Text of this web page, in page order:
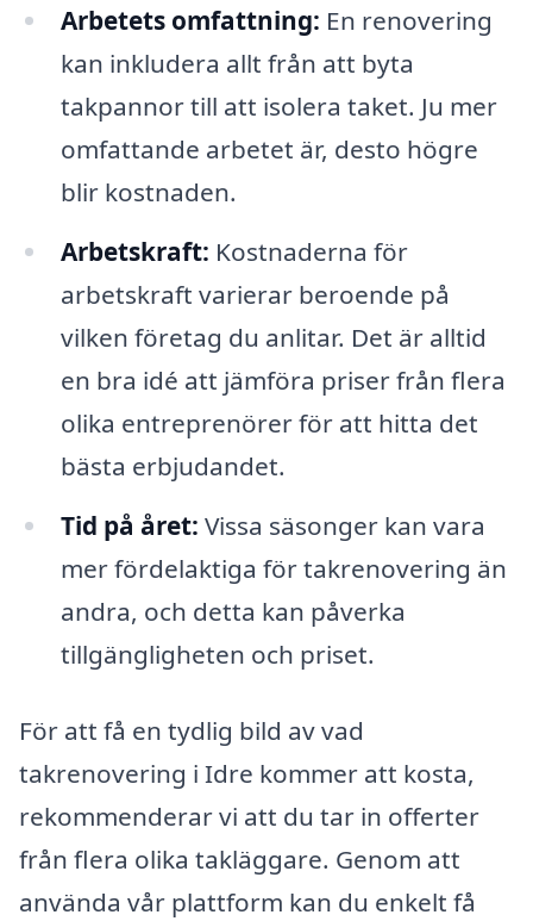
Arbetets omfattning: En renovering
kan inkludera allt från att byta
takpannor till att isolera taket. Ju mer
omfattande arbetet är, desto högre
blir kostnaden.
Arbetskraft: Kostnaderna för
arbetskraft varierar beroende på
vilken företag du anlitar. Det är alltid
en bra idé att jämföra priser från flera
olika entreprenörer för att hitta det
bästa erbjudandet.
Tid på året: Vissa säsonger kan vara
mer fördelaktiga för takrenovering än
andra, och detta kan påverka
tillgängligheten och priset.
För att få en tydlig bild av vad
takrenovering i Idre kommer att kosta,
rekommenderar vi att du tar in offerter
från flera olika takläggare. Genom att
använda vår plattform kan du enkelt få